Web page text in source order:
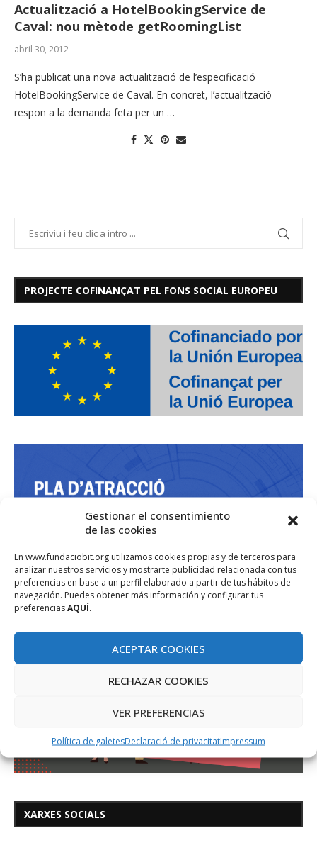
Gestionar el consentimiento
de las cookies
En www.fundaciobit.org utilizamos cookies propias y de terceros para
analizar nuestros servicios y mostrarte publicidad relacionada con tus
preferencias en base a un perfil elaborado a partir de tus hábitos de
navegación. Puedes obtener más información y configurar tus
preferenciasAQUÍ.
ACEPTAR COOKIES
RECHAZAR COOKIES
VER PREFERENCIAS
Política de galetesDeclaració de privacitatImpressum
Actualització a HotelBookingService de
Caval: nou mètode getRoomingList
abril 30, 2012
S’ha publicat una nova actualització de l’especificació
HotelBookingService de Caval. En concret, l’actualització
respon a la demanda feta per un …
PROJECTE COFINANÇAT PEL FONS SOCIAL EUROPEU
XARXES SOCIALS